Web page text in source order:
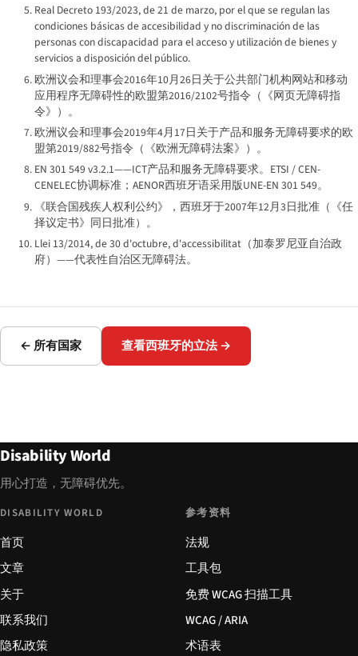
Real Decreto 193/2023, de 21 de marzo, por el que se regulan las
condiciones básicas de accesibilidad y no discriminación de las
personas con discapacidad para el acceso y utilización de bienes y
servicios a disposición del público.
欧洲议会和理事会2016年10月26日关于公共部门机构网站和移动
应用程序无障碍性的欧盟第2016/2102号指令（《网页无障碍指
令》）。
欧洲议会和理事会2019年4月17日关于产品和服务无障碍要求的欧
盟第2019/882号指令（《欧洲无障碍法案》）。
EN 301 549 v3.2.1——ICT产品和服务无障碍要求。ETSI / CEN-
CENELEC协调标准；AENOR西班牙语采用版UNE-EN 301 549。
《联合国残疾人权利公约》，西班牙于2007年12月3日批准（《任
择议定书》同日批准）。
Llei 13/2014, de 30 d'octubre, d'accessibilitat（加泰罗尼亚自治政
府）——代表性自治区无障碍法。
← 所有国家 查看西班牙的立法 →
Disability World
用心打造，无障碍优先。
DISABILITY WORLD
首页
文章
关于
联系我们
隐私政策
参考资料
法规
工具包
免费 WCAG 扫描工具
WCAG / ARIA
术语表